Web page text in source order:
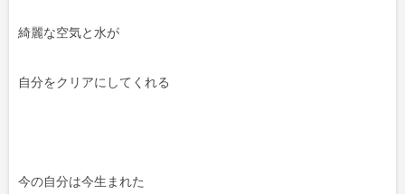
綺麗な空気と水が
自分をクリアにしてくれる
今の自分は今生まれた